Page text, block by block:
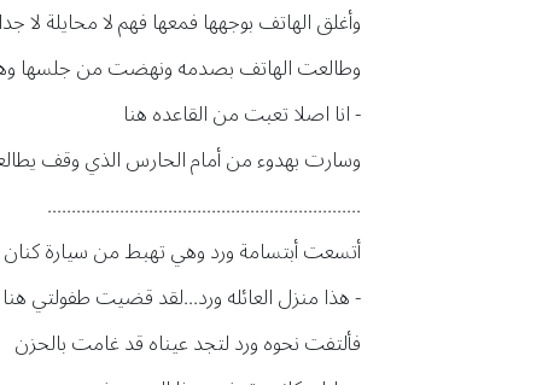
وأغلق الهاتف بوجهها فمعها فهم لا محايلة لا
وطالعت الهاتف بصدمه ونهضت من جلسها
- انا اصلا تعبت من القاعده هنا
وسارت بهدوء من أمام الحارس الذي وقف
.................................................................
أتسعت أبتسامة ورد وهي تهبط من سيارة كنان
- هذا منزل العائله ورد...لقد قضيت طفولتي هنا
فألتفت نحوه ورد لتجد عيناه قد غامت بالحزن